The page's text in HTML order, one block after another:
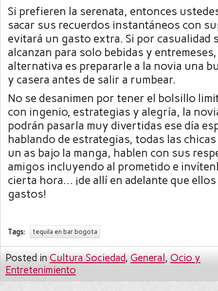
Si prefieren la serenata, entonces
sacar sus recuerdos instantáneos con
evitará un gasto extra. Si por casualidad
alcanzan para solo bebidas y
alternativa es prepararle a la novia una
y casera antes de salir a rumbear.
No se desanimen por tener el bolsillo
con ingenio, estrategias y alegría, la
podrán pasarla muy divertidas ese día
hablando de estrategias, todas las
un as bajo la manga, hablen con sus
amigos incluyendo al prometido e
cierta hora… ¡de allí en adelante que
gastos!
Tags: tequila en bar bogota
Posted in Cultura Sociedad, General, Ocio y
Entretenimiento